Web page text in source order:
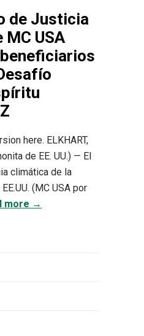
de Justicia
USA
here. ELKHART,
de EE. UU.) — El
climática de la
(MC USA por
more →